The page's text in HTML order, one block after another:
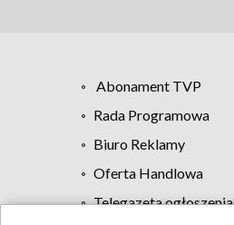
Abonament TVP
Rada Programowa
Biuro Reklamy
Oferta Handlowa
Telegazeta ogłoszenia